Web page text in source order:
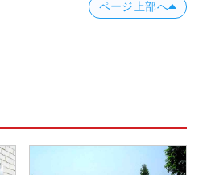
ページ上部へ